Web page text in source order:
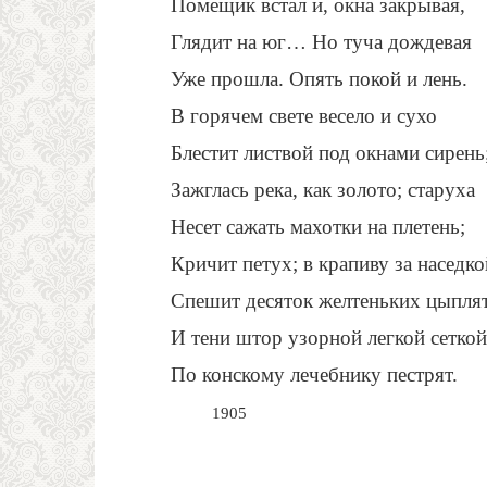
Помещик встал и, окна закрывая,
Глядит на юг… Но туча дождевая
Уже прошла. Опять покой и лень.
В горячем свете весело и сухо
Блестит листвой под окнами
Зажглась река, как золото; старуха
Несет сажать махотки на плетень;
Кричит петух; в крапиву за
Спешит десяток желтеньких
И тени штор узорной легкой сеткой
По конскому лечебнику пестрят.
1905